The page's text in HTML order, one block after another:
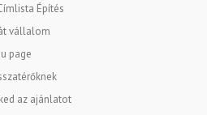
Építés
vállalom
page
az ajánlatot